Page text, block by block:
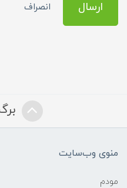
ارسال انصراف
منوی وب‌سایت
مودم